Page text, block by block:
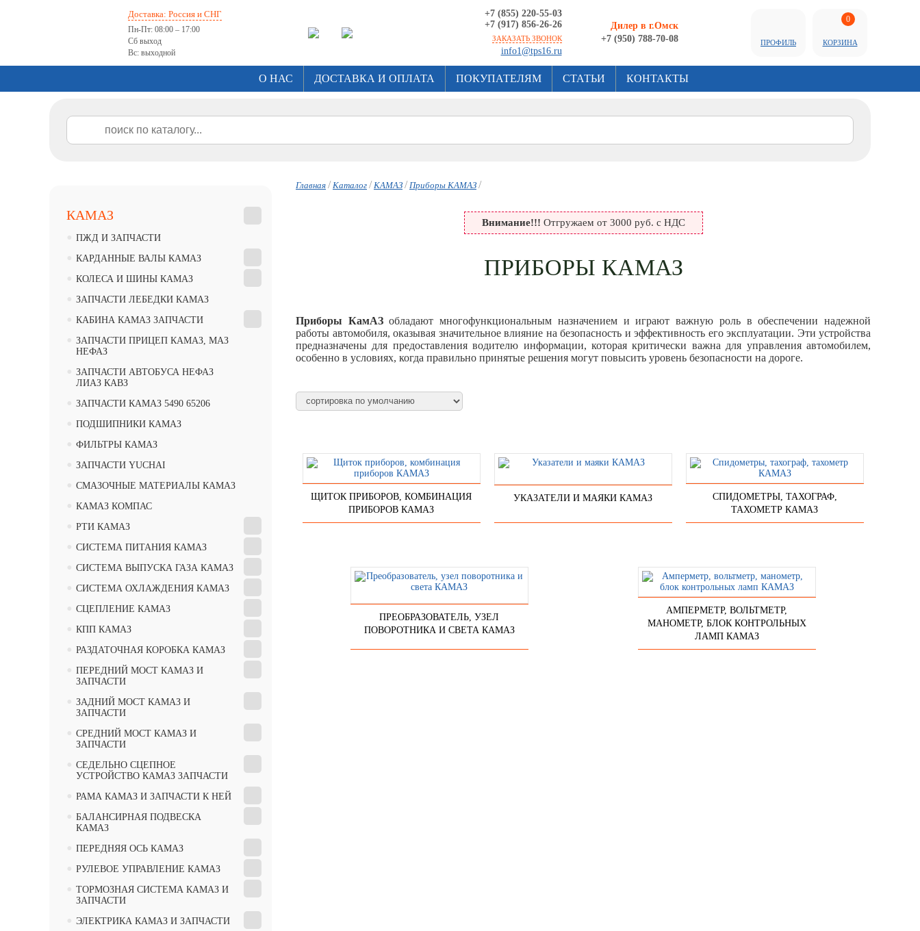
Доставка: Россия и СНГ
Пн-Пт: 08:00 – 17:00
Сб выход
Вс: выходной
+7 (855) 220-55-03
+7 (917) 856-26-26
ЗАКАЗАТЬ ЗВОНОК
info1@tps16.ru
Дилер в г.Омск
+7 (950) 788-70-08
ПРОФИЛЬ
0
КОРЗИНА
О НАС ДОСТАВКА И ОПЛАТА ПОКУПАТЕЛЯМ СТАТЬИ КОНТАКТЫ
КАМАЗ
ПЖД И ЗАПЧАСТИ
КАРДАННЫЕ ВАЛЫ КАМАЗ
КОЛЕСА И ШИНЫ КАМАЗ
ЗАПЧАСТИ ЛЕБЕДКИ КАМАЗ
КАБИНА КАМАЗ ЗАПЧАСТИ
ЗАПЧАСТИ ПРИЦЕП КАМАЗ, МАЗ
НЕФАЗ
ЗАПЧАСТИ АВТОБУСА НЕФАЗ
ЛИАЗ КАВЗ
ЗАПЧАСТИ КАМАЗ 5490 65206
ПОДШИПНИКИ КАМАЗ
ФИЛЬТРЫ КАМАЗ
ЗАПЧАСТИ YUCHAI
СМАЗОЧНЫЕ МАТЕРИАЛЫ КАМАЗ
КАМАЗ КОМПАС
РТИ КАМАЗ
СИСТЕМА ПИТАНИЯ КАМАЗ
СИСТЕМА ВЫПУСКА ГАЗА КАМАЗ
СИСТЕМА ОХЛАЖДЕНИЯ КАМАЗ
СЦЕПЛЕНИЕ КАМАЗ
КПП КАМАЗ
РАЗДАТОЧНАЯ КОРОБКА КАМАЗ
ПЕРЕДНИЙ МОСТ КАМАЗ И
ЗАПЧАСТИ
ЗАДНИЙ МОСТ КАМАЗ И
ЗАПЧАСТИ
CРЕДНИЙ МОСТ КАМАЗ И
ЗАПЧАСТИ
СЕДЕЛЬНО СЦЕПНОЕ
УСТРОЙСТВО КАМАЗ ЗАПЧАСТИ
РАМА КАМАЗ И ЗАПЧАСТИ К НЕЙ
БАЛАНСИРНАЯ ПОДВЕСКА
КАМАЗ
ПЕРЕДНЯЯ ОСЬ КАМАЗ
РУЛЕВОЕ УПРАВЛЕНИЕ КАМАЗ
ТОРМОЗНАЯ СИСТЕМА КАМАЗ И
ЗАПЧАСТИ
ЭЛЕКТРИКА КАМАЗ И ЗАПЧАСТИ
Главная / Каталог / КАМАЗ / Приборы КАМАЗ /
Внимание!!! Отгружаем от 3000 руб. с НДС
ПРИБОРЫ КАМАЗ
Приборы КамАЗобладают многофункциональным назначением и играют важную роль в обеспечении надежной
работы автомобиля, оказывая значительное влияние на безопасность и эффективность его эксплуатации. Эти устройства
предназначены для предоставления водителю информации, которая критически важна для управления автомобилем,
особенно в условиях, когда правильно принятые решения могут повысить уровень безопасности на дороге.
ЩИТОК ПРИБОРОВ, КОМБИНАЦИЯ
ПРИБОРОВ КАМАЗ
УКАЗАТЕЛИ И МАЯКИ КАМАЗ
СПИДОМЕТРЫ, ТАХОГРАФ,
ТАХОМЕТР КАМАЗ
ПРЕОБРАЗОВАТЕЛЬ, УЗЕЛ
ПОВОРОТНИКА И СВЕТА КАМАЗ
АМПЕРМЕТР, ВОЛЬТМЕТР,
МАНОМЕТР, БЛОК КОНТРОЛЬНЫХ
ЛАМП КАМАЗ